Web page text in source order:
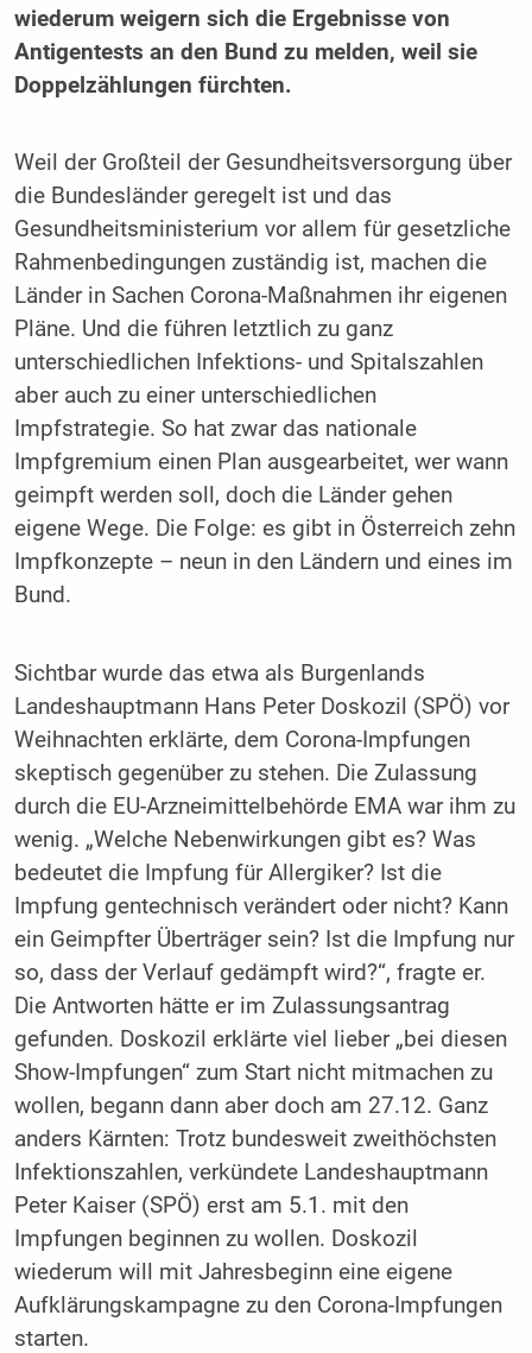
wiederum weigern sich die Ergebnisse von
Antigentests an den Bund zu melden, weil sie
Doppelzählungen fürchten.
Weil der Großteil der Gesundheitsversorgung über
die Bundesländer geregelt ist und das
Gesundheitsministerium vor allem für gesetzliche
Rahmenbedingungen zuständig ist, machen die
Länder in Sachen Corona-Maßnahmen ihr eigenen
Pläne. Und die führen letztlich zu ganz
unterschiedlichen Infektions- und Spitalszahlen
aber auch zu einer unterschiedlichen
Impfstrategie. So hat zwar das nationale
Impfgremium einen Plan ausgearbeitet, wer wann
geimpft werden soll, doch die Länder gehen
eigene Wege. Die Folge: es gibt in Österreich zehn
Impfkonzepte – neun in den Ländern und eines im
Bund.
Sichtbar wurde das etwa als Burgenlands
Landeshauptmann Hans Peter Doskozil (SPÖ) vor
Weihnachten erklärte, dem Corona-Impfungen
skeptisch gegenüber zu stehen. Die Zulassung
durch die EU-Arzneimittelbehörde EMA war ihm zu
wenig. „Welche Nebenwirkungen gibt es? Was
bedeutet die Impfung für Allergiker? Ist die
Impfung gentechnisch verändert oder nicht? Kann
ein Geimpfter Überträger sein? Ist die Impfung nur
so, dass der Verlauf gedämpft wird?“, fragte er.
Die Antworten hätte er im Zulassungsantrag
gefunden. Doskozil erklärte viel lieber „bei diesen
Show-Impfungen“ zum Start nicht mitmachen zu
wollen, begann dann aber doch am 27.12. Ganz
anders Kärnten: Trotz bundesweit zweithöchsten
Infektionszahlen, verkündete Landeshauptmann
Peter Kaiser (SPÖ) erst am 5.1. mit den
Impfungen beginnen zu wollen. Doskozil
wiederum will mit Jahresbeginn eine eigene
Aufklärungskampagne zu den Corona-Impfungen
starten.